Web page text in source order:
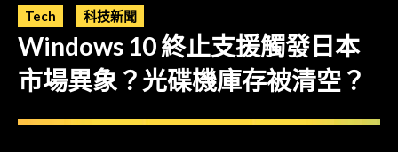
Tech 科技新聞
Windows 10 終止支援觸發日本
市場異象？光碟機庫存被清空？